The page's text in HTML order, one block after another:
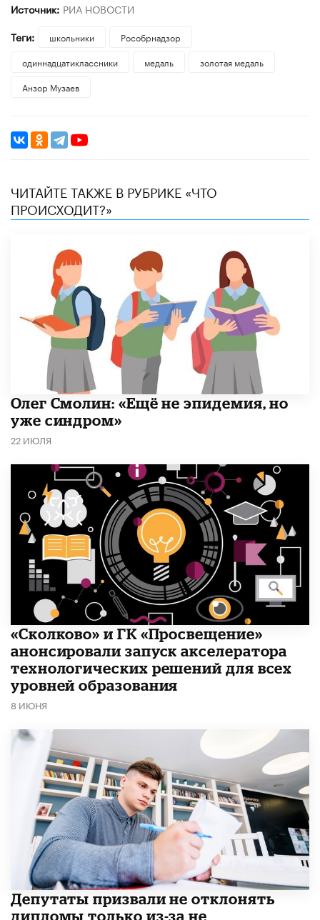
Источник: РИА НОВОСТИ
Теги:
школьники
Рособрнадзор
одиннадцатиклассники
медаль
золотая медаль
Анзор Музаев
ЧИТАЙТЕ ТАКЖЕ В РУБРИКЕ «ЧТО
ПРОИСХОДИТ?»
​Олег Смолин: «Ещё не эпидемия, но
уже синдром»
22 ИЮЛЯ
«Сколково» и ГК «Просвещение»
анонсировали запуск акселератора
технологических решений для всех
уровней образования
8 ИЮНЯ
Депутаты призвали не отклонять
дипломы только из-за не